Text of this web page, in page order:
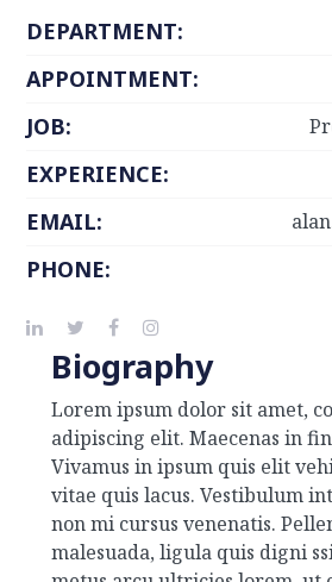
DEPARTMENT:
APPOINTMENT:
JOB:
EXPERIENCE:
EMAIL:
PHONE:
Biography
Lorem ipsum dolor sit amet,
adipiscing elit. Maecenas in
Vivamus in ipsum quis elit
vitae quis lacus. Vestibulum
non mi cursus venenatis.
malesuada, ligula quis digni